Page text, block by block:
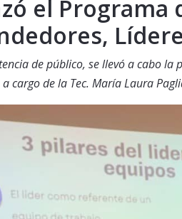
el Programa
de público, se llevó a cabo
cargo de la Tec. María Laura